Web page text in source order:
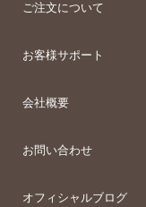
ご注文について
お客様サポート
会社概要
お問い合わせ
オフィシャルブログ